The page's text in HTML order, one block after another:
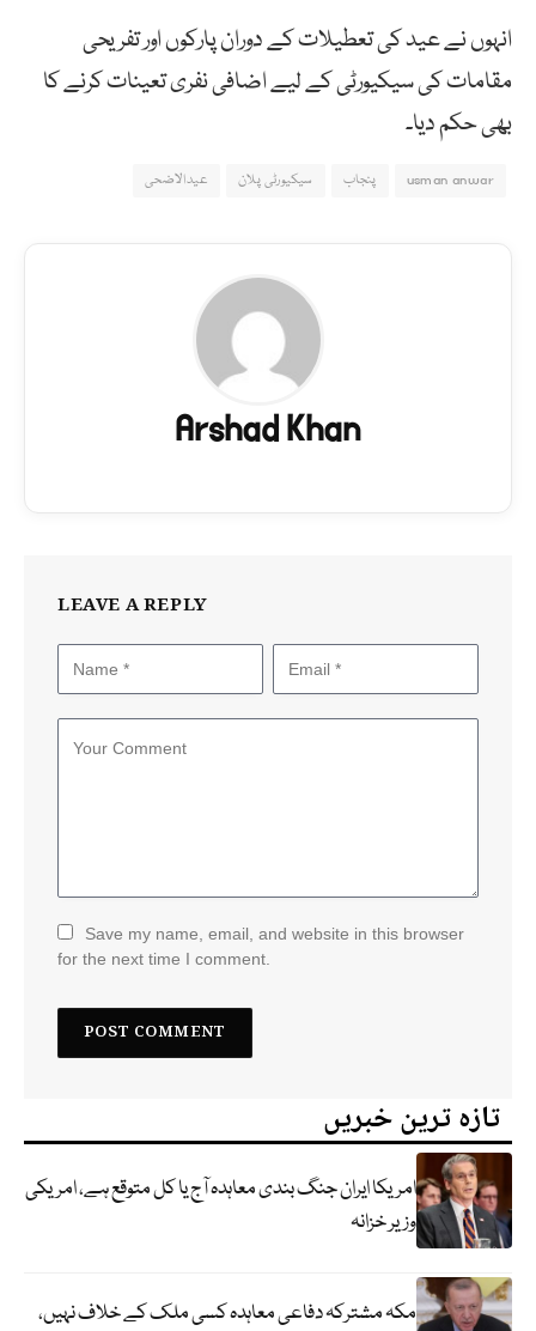
انہوں نے عید کی تعطیلات کے دوران پارکوں اور تفریحی
مقامات کی سیکیورٹی کے لیے اضافی نفری تعینات کرنے کا
بھی حکم دیا۔
usman anwar پنجاب سیکیورٹی پلان عیدالاضحی
Arshad Khan
LEAVE A REPLY
Save my name, email, and website in this browser
for the next time I comment.
تازہ ترین خبریں
امریکا ایران جنگ بندی معاہدہ آج یا کل متوقع ہے، امریکی
وزیر خزانہ
مکہ مشترکہ دفاعی معاہدہ کسی ملک کے خلاف نہیں،